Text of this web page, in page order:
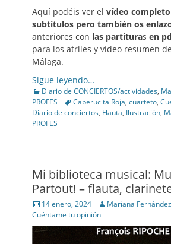
Aquí podéis ver el vídeo
subtítulos pero también os
anteriores con las partituras en
para los atriles y vídeo resumen
Málaga.
Sigue leyendo…
Categories
Diario de CONCIERTOS/actividades,
PROFES
TagsCaperucita Roja, cuarteto,
Diario de conciertos, Flauta, Ilustración,
PROFES
Mi biblioteca musical:
Partout! – flauta,
Posted
on
14 enero, 2024 Author
Mariana
Cuéntame tu opinión